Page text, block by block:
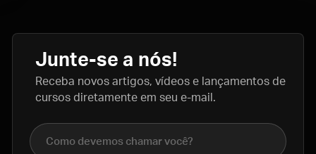
Junte-se a nós!
Receba novos artigos, vídeos e lançamentos de
cursos diretamente em seu e-mail.
Nome completo